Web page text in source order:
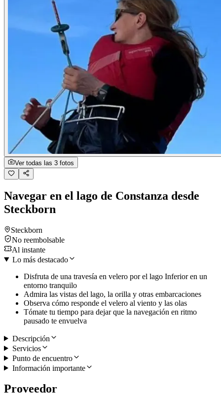
Ver todas las 3 fotos
Navegar en el lago de Constanza desde
Steckborn
Steckborn
No reembolsable
Al instante
Lo más destacado
Disfruta de una travesía en velero por el lago Inferior en un
entorno tranquilo
Admira las vistas del lago, la orilla y otras embarcaciones
Observa cómo responde el velero al viento y las olas
Tómate tu tiempo para dejar que la navegación en ritmo
pausado te envuelva
Descripción
Servicios
Punto de encuentro
Información importante
Proveedor